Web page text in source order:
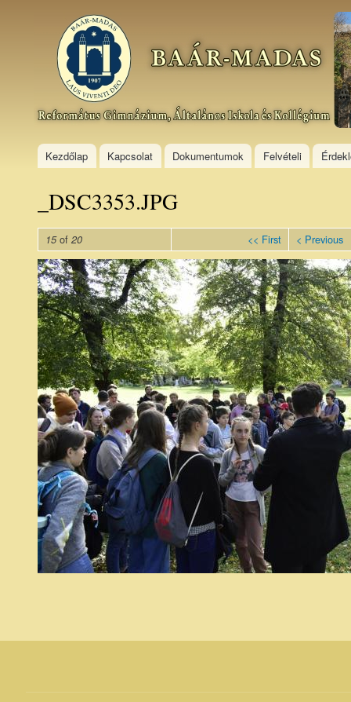
Baár–
Madas
Református
Gimnázium,
Általános
Kollégium
Kezdőlap Kapcsolat Dokumentumok Felvételi
_DSC3353.JPG
15of 20 << First < Previous
_DSC3353.JPG